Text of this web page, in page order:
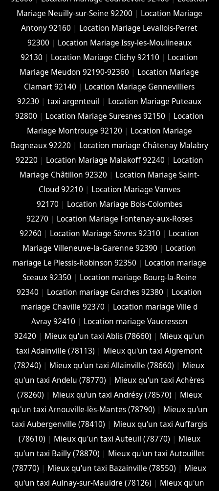
Mariage Neuilly-sur-Seine 92200 | Location Mariage
Antony 92160 | Location Mariage Levallois-Perret
92300 | Location Mariage Issy-les-Moulineaux
92130 | Location Mariage Clichy 92110 | Location
Mariage Meudon 92190-92360 | Location Mariage
Clamart 92140 | Location Mariage Gennevilliers
92230 |taxi argenteuil | Location Mariage Puteaux
92800 | Location Mariage Suresnes 92150 | Location
Mariage Montrouge 92120 | Location Mariage
Bagneaux 92220 | Location mariage Châtenay Malabry
92220 | Location Mariage Malakoff 92240 | Location
Mariage Châtillon 92320 | Location Mariage Saint-
Cloud 92210 | Location Mariage Vanves
92170 | Location Mariage Bois-Colombes
92270 | Location Mariage Fontenay-aux-Roses
92260 | Location Mariage Sèvres 92310 | Location
Mariage Villeneuve-la-Garenne 92390 | Location
mariage Le Plessis-Robinson 92350 | Location mariage
Sceaux 92350 | Location mariage Bourg-la-Reine
92340 | Location mariage Garches 92380 | Location
mariage Chaville 92370 | Location mariage Ville d
Avray 92410 | Location mariage Vaucresson
92420 | Mieux qu'un taxi Ablis (78660) | Mieux qu'un
taxi Adainville (78113) | Mieux qu'un taxi Aigremont
(78240) | Mieux qu'un taxi Allainville (78660) | Mieux
qu'un taxi Andelu (78770) | Mieux qu'un taxi Achères
(78260) | Mieux qu'un taxi Andrésy (78570) | Mieux
qu'un taxi Arnouville-lès-Mantes (78790) | Mieux qu'un
taxi Aubergenville (78410) | Mieux qu'un taxi Auffargis
(78610) | Mieux qu'un taxi Auteuil (78770) | Mieux
qu'un taxi Bailly (78870) | Mieux qu'un taxi Autouillet
(78770) | Mieux qu'un taxi Bazainville (78550) | Mieux
qu'un taxi Aulnay-sur-Mauldre (78126) | Mieux qu'un